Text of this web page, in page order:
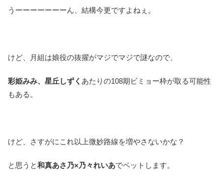
うーーーーーーーん、結構今更ですよねぇ。
けど、月組は娘役の抜擢がマジでマジで謎なので、
彩姫みみ、星丘しずく あたりの108期ビミョー枠が取る可能性
もある。
けど、さすがにこれ以上微妙路線を増やさないかな？
と思うと和真あさ乃×乃々れいあでベットします。